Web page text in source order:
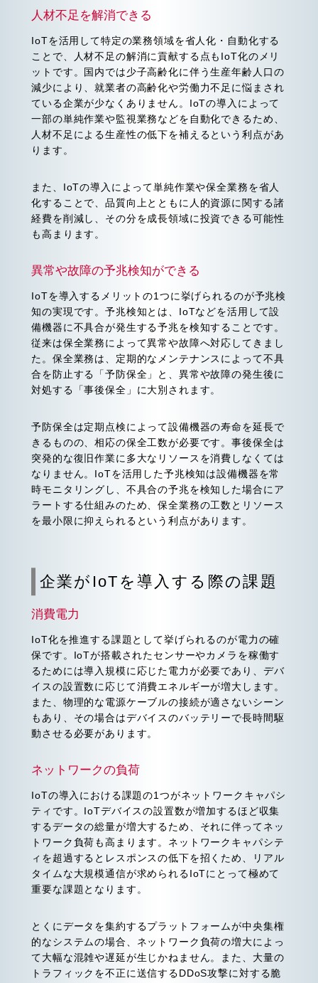
人材不足を解消できる
IoTを活用して特定の業務領域を省人化・自動化する
ことで、人材不足の解消に貢献する点もIoT化のメリ
ットです。国内では少子高齢化に伴う生産年齢人口の
減少により、就業者の高齢化や労働力不足に悩まされ
ている企業が少なくありません。IoTの導入によって
一部の単純作業や監視業務などを自動化できるため、
人材不足による生産性の低下を補えるという利点があ
ります。
また、IoTの導入によって単純作業や保全業務を省人
化することで、品質向上とともに人的資源に関する諸
経費を削減し、その分を成長領域に投資できる可能性
も高まります。
異常や故障の予兆検知ができる
IoTを導入するメリットの1つに挙げられるのが予兆検
知の実現です。予兆検知とは、IoTなどを活用して設
備機器に不具合が発生する予兆を検知することです。
従来は保全業務によって異常や故障へ対応してきまし
た。保全業務は、定期的なメンテナンスによって不具
合を防止する「予防保全」と、異常や故障の発生後に
対処する「事後保全」に大別されます。
予防保全は定期点検によって設備機器の寿命を延長で
きるものの、相応の保全工数が必要です。事後保全は
突発的な復旧作業に多大なリソースを消費しなくては
なりません。IoTを活用した予兆検知は設備機器を常
時モニタリングし、不具合の予兆を検知した場合にア
ラートする仕組みのため、保全業務の工数とリソース
を最小限に抑えられるという利点があります。
企業がIoTを導入する際の課題
消費電力
IoT化を推進する課題として挙げられるのが電力の確
保です。IoTが搭載されたセンサーやカメラを稼働す
るためには導入規模に応じた電力が必要であり、デバ
イスの設置数に応じて消費エネルギーが増大します。
また、物理的な電源ケーブルの接続が適さないシーン
もあり、その場合はデバイスのバッテリーで長時間駆
動させる必要があります。
ネットワークの負荷
IoTの導入における課題の1つがネットワークキャパシ
ティです。IoTデバイスの設置数が増加するほど収集
するデータの総量が増大するため、それに伴ってネッ
トワーク負荷も高まります。ネットワークキャパシテ
ィを超過するとレスポンスの低下を招くため、リアル
タイムな大規模通信が求められるIoTにとって極めて
重要な課題となります。
とくにデータを集約するプラットフォームが中央集権
的なシステムの場合、ネットワーク負荷の増大によっ
て大幅な混雑や遅延が生じかねません。また、大量の
トラフィックを不正に送信するDDoS攻撃に対する脆